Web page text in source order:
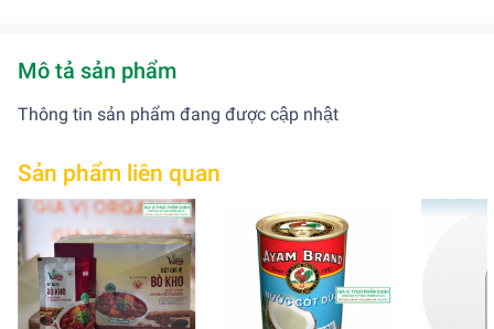
Mô tả sản phẩm
Thông tin sản phẩm đang được cập nhật
Sản phẩm liên quan